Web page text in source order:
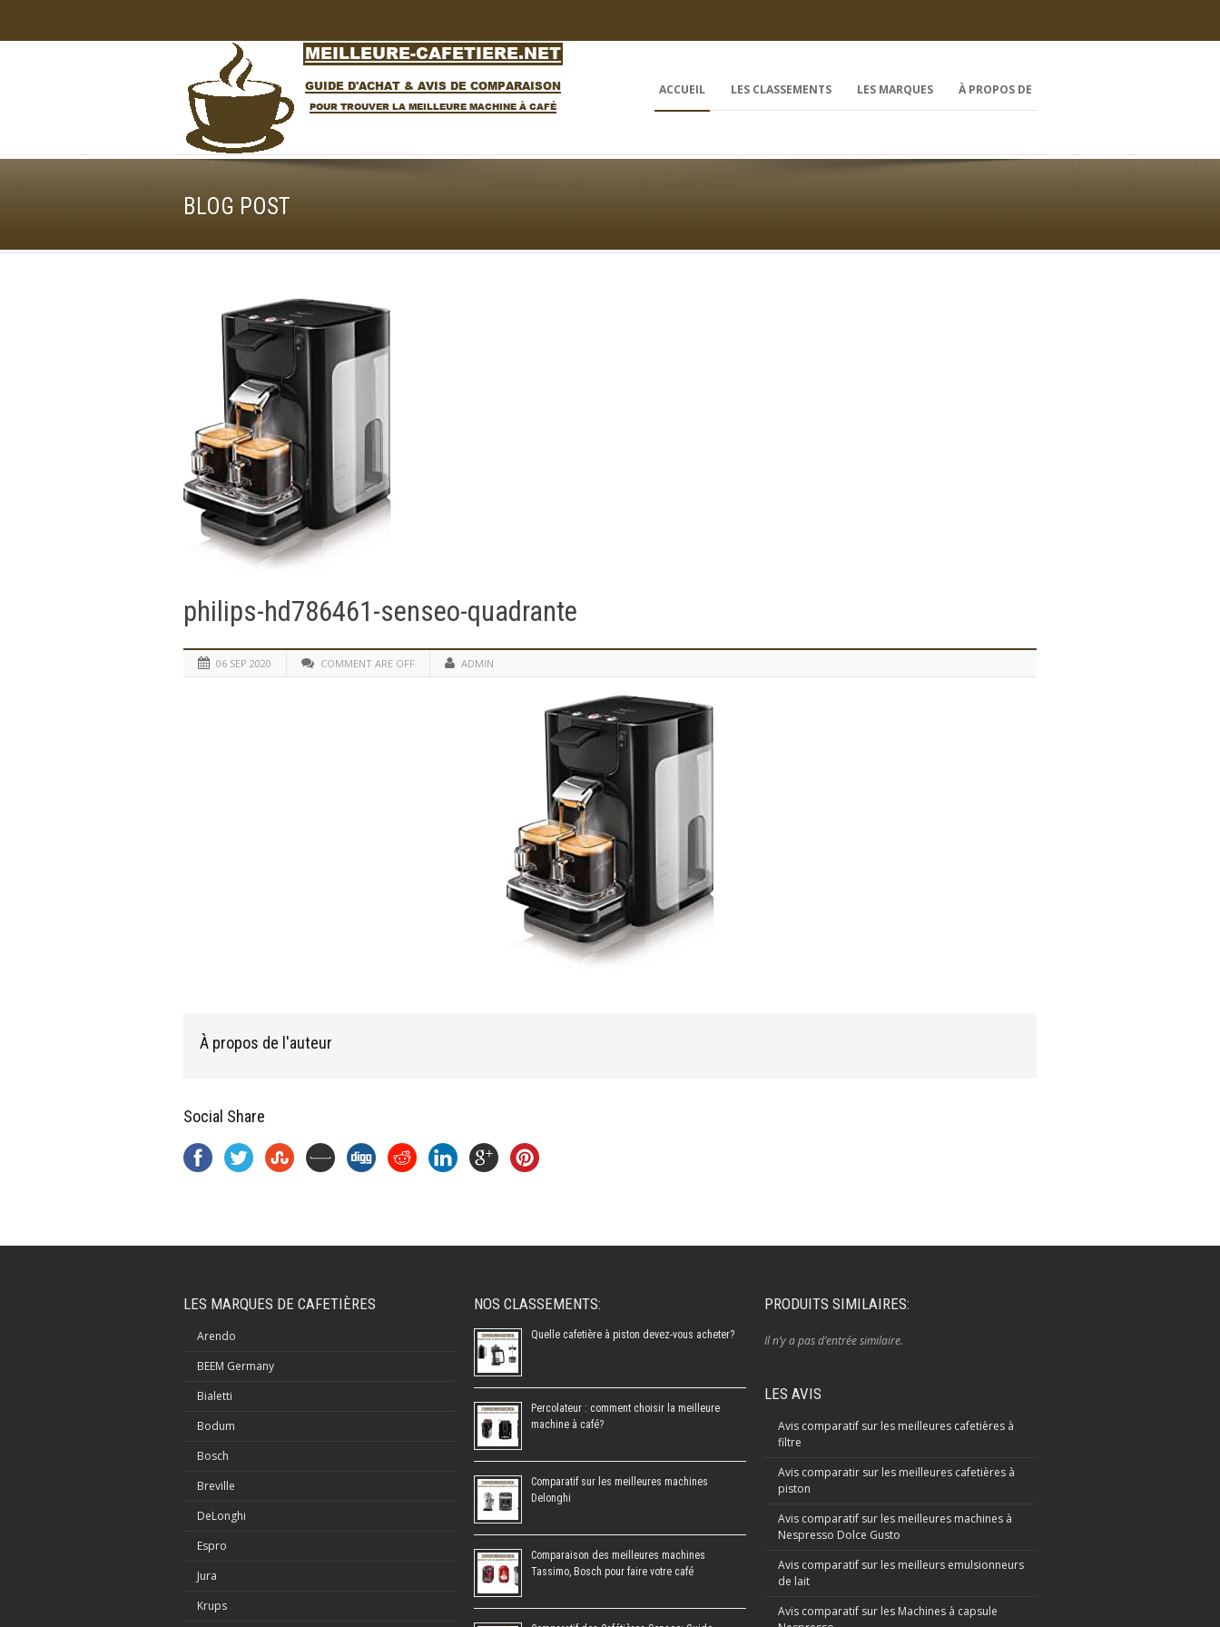
ACCUEIL LES CLASSEMENTS LES MARQUES À PROPOS DE
BLOG POST
philips-hd786461-senseo-quadrante
06 SEP 2020 COMMENT ARE OFF ADMIN
À propos de l'auteur
Social Share
LES MARQUES DE CAFETIÈRES
Arendo
BEEM Germany
Bialetti
Bodum
Bosch
Breville
DeLonghi
Espro
Jura
Krups
NOS CLASSEMENTS:
Quelle cafetière à piston devez-vous acheter?
Percolateur : comment choisir la meilleure
machine à café?
Comparatif sur les meilleures machines
Delonghi
Comparaison des meilleures machines
Tassimo, Bosch pour faire votre café
PRODUITS SIMILAIRES:
Il n’y a pas d’entrée similaire.
LES AVIS
Avis comparatif sur les meilleures cafetières à
filtre
Avis comparatir sur les meilleures cafetières à
piston
Avis comparatif sur les meilleures machines à
Nespresso Dolce Gusto
Avis comparatif sur les meilleurs emulsionneurs
de lait
Avis comparatif sur les Machines à capsule